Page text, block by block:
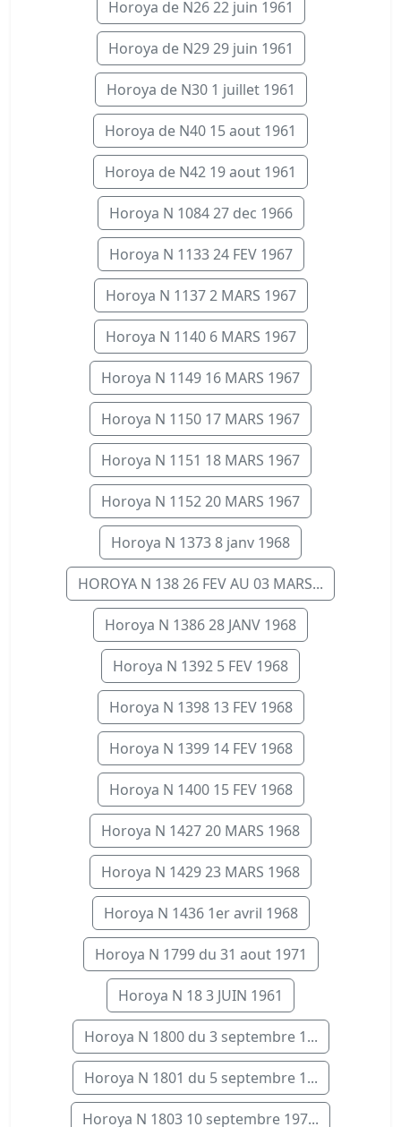
Horoya de N26 22 juin 1961
Horoya de N29 29 juin 1961
Horoya de N30 1 juillet 1961
Horoya de N40 15 aout 1961
Horoya de N42 19 aout 1961
Horoya N 1084 27 dec 1966
Horoya N 1133 24 FEV 1967
Horoya N 1137 2 MARS 1967
Horoya N 1140 6 MARS 1967
Horoya N 1149 16 MARS 1967
Horoya N 1150 17 MARS 1967
Horoya N 1151 18 MARS 1967
Horoya N 1152 20 MARS 1967
Horoya N 1373 8 janv 1968
HOROYA N 138 26 FEV AU 03 MARS...
Horoya N 1386 28 JANV 1968
Horoya N 1392 5 FEV 1968
Horoya N 1398 13 FEV 1968
Horoya N 1399 14 FEV 1968
Horoya N 1400 15 FEV 1968
Horoya N 1427 20 MARS 1968
Horoya N 1429 23 MARS 1968
Horoya N 1436 1er avril 1968
Horoya N 1799 du 31 aout 1971
Horoya N 18 3 JUIN 1961
Horoya N 1800 du 3 septembre 1...
Horoya N 1801 du 5 septembre 1...
Horoya N 1803 10 septembre 197...